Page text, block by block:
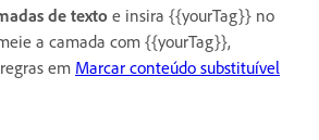
de texto e insira {{yourTag}} no
a camada com {{yourTag}},
em Marcar conteúdo substituível